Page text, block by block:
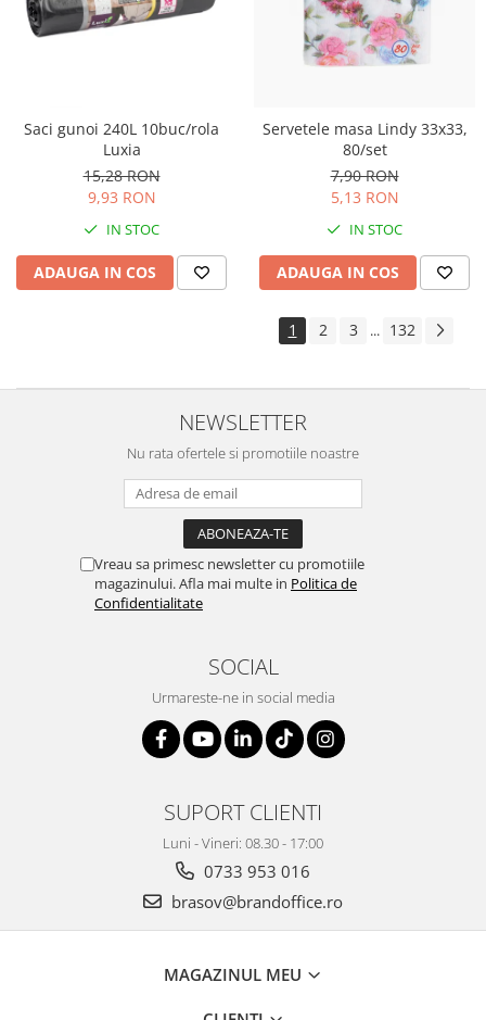
Saci gunoi 240L 10buc/rola
Luxia
15,28 RON
9,93 RON
IN STOC
ADAUGA IN COS
Servetele masa Lindy 33x33,
80/set
7,90 RON
5,13 RON
IN STOC
ADAUGA IN COS
1 2 3 ... 132
NEWSLETTER
Nu rata ofertele si promotiile noastre
Vreau sa primesc newsletter cu promotiile
magazinului. Afla mai multe in Politica de
Confidentialitate
SOCIAL
Urmareste-ne in social media
SUPORT CLIENTI
Luni - Vineri: 08.30 - 17:00
0733 953 016
brasov@brandoffice.ro
MAGAZINUL MEU